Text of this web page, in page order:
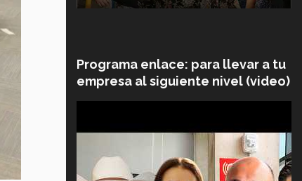
Programa enlace: para llevar a tu
empresa al siguiente nivel (video)